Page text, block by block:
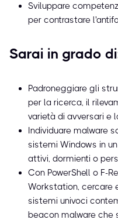
Sviluppare
per contrastare
Sarai in grado
Padroneggiare gli
per la ricerca, il
varietà di avversari e
Individuare malware
sistemi Windows in
attivi, dormienti o
Con PowerShell o F-
Workstation, cercare
sistemi univoci
beacon malware che